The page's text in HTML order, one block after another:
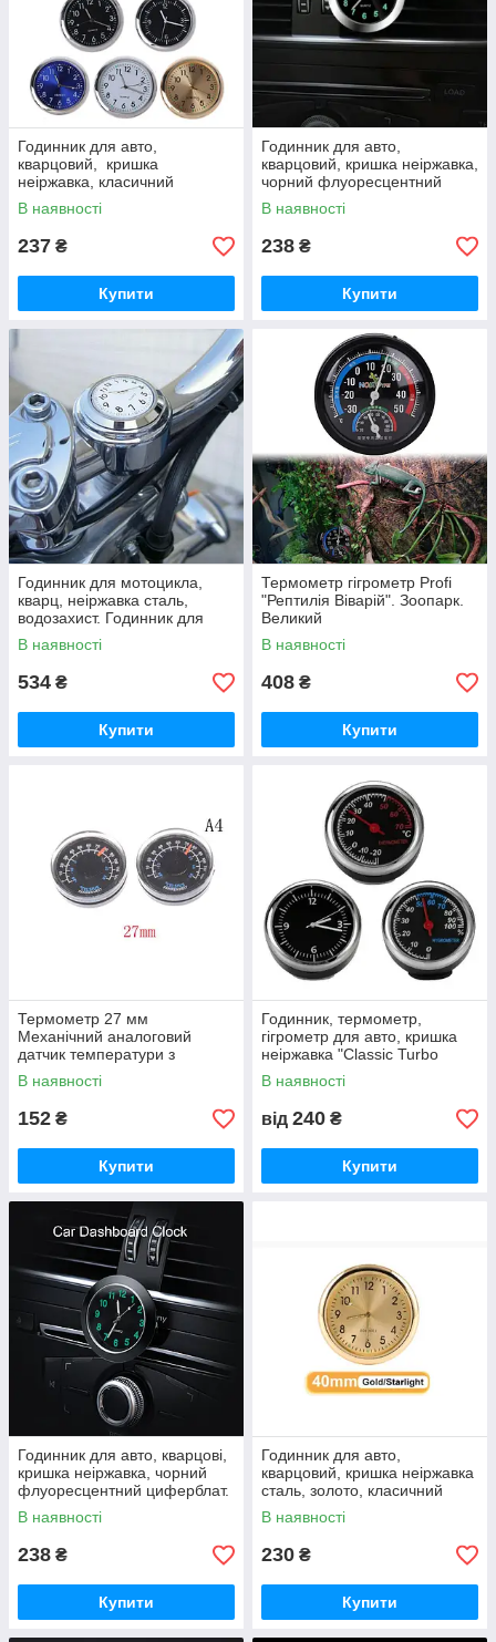
Годинник для авто,
кварцовий, кришка
неіржавка, класичний
циферблат, 3М, 43 мм, 4
різновиди
В наявності
237 ₴
Купити
Годинник для авто,
кварцовий, кришка неіржавка,
чорний флуоресцентний
циферблат 3М
В наявності
238 ₴
Купити
Годинник для мотоцикла,
кварц, неіржавка сталь,
водозахист. Годинник для
байка. Хром. Масив. White
Edition
В наявності
534 ₴
Купити
Термометр гігрометр Profi
"Рептилія Віварій". Зоопарк.
Великий
В наявності
408 ₴
Купити
Термометр 27 мм
Механічний аналоговий
датчик температури з
наклейкою на 3М у
подарунок! Класика!
В наявності
152 ₴
Купити
Годинник, термометр,
гігрометр для авто, кришка
неіржавка "Classic Turbo
Round"
В наявності
від 240 ₴
Купити
Годинник для авто, кварцові,
кришка неіржавка, чорний
флуоресцентний циферблат.
Солідний вигляд.
В наявності
238 ₴
Купити
Годинник для авто,
кварцовий, кришка неіржавка
сталь, золото, класичний
циферблат 3М. Gold
В наявності
230 ₴
Купити